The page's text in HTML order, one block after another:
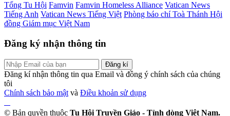
Tổng Tu Hội Famvin Famvin Homeless Alliance Vatican News
Tiếng Anh Vatican News Tiếng Việt Phòng báo chí Toà Thánh Hội
đồng Giám mục Việt Nam
Đăng ký nhận thông tin
Đăng kí
Đăng kí nhận thông tin qua Email và đồng ý chính sách của chúng
tôi
Chính sách bảo mật và Điều khoản sử dụng
© Bản quyền thuộc Tu Hội Truyền Giáo - Tỉnh dòng Việt Nam.